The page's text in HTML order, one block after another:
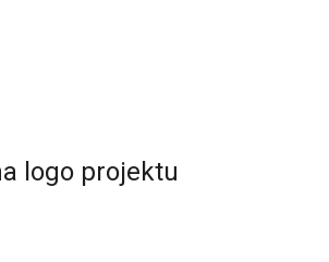
logo projektu